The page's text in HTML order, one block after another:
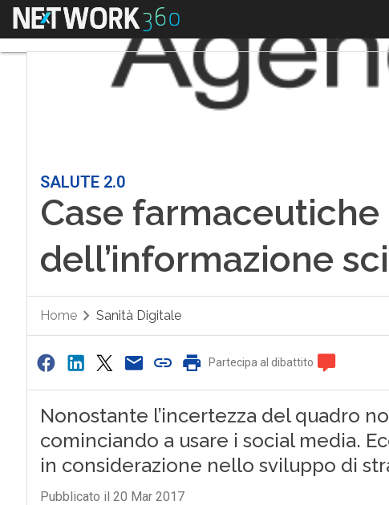
Menu
SALUTE 2.0
Case
dell’informazione
Home Sanità Digitale
Partecipa al dibattito
Nonostante l’incertezza del quadro
cominciando a usare i social media.
in considerazione nello sviluppo di
Pubblicato il 20 Mar 2017